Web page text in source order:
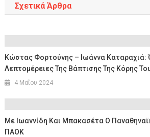
Σχετικά Άρθρα
Κώστας Φορτούνης – Ιωάννα Καταραχιά:
Λεπτομέρειες Της Βάπτισης Της Κόρης
4 Μαΐου 2024
Με Ιωαννίδη Και Μπακασέτα Ο
ΠΑΟΚ